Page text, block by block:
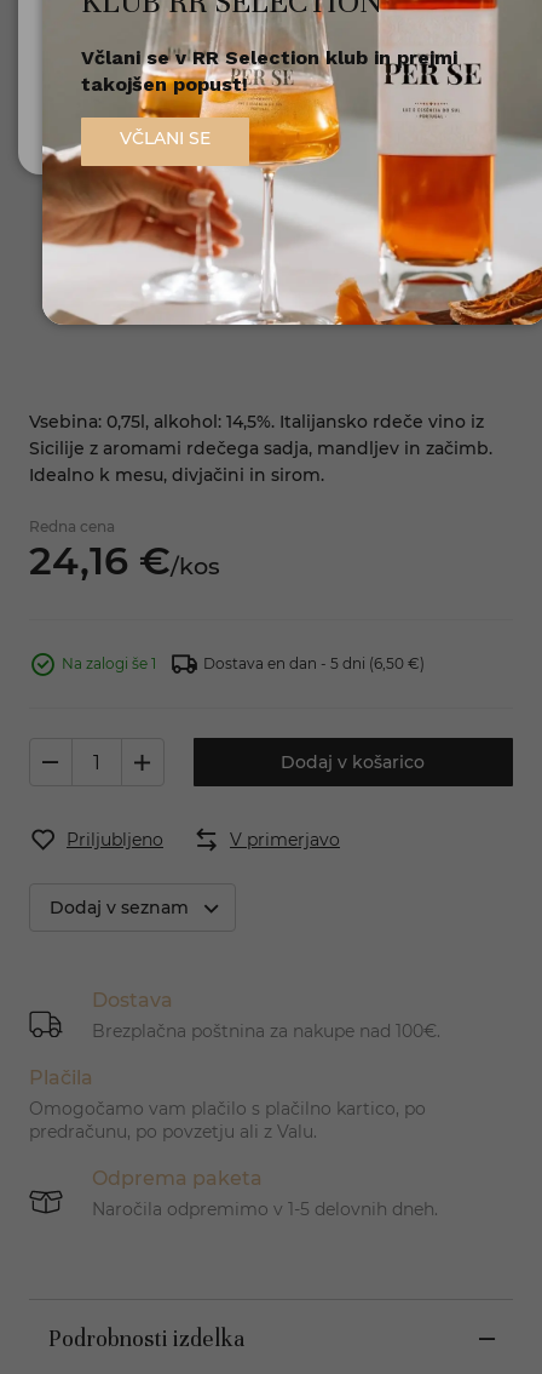
Vsebina: 0,75l, alkohol: 14,5%. Italijansko rdeče vino iz
Sicilije z aromami rdečega sadja, mandljev in začimb.
Idealno k mesu, divjačini in sirom.
Redna cena
24,16 €/kos
Na zalogi še 1 Dostava en dan - 5 dni (6,50 €)
Dodaj v košarico
Priljubljeno V primerjavo
Dodaj v seznam
Dostava
Brezplačna poštnina za nakupe nad 100€.
Plačila
Omogočamo vam plačilo s plačilno kartico, po
predračunu, po povzetju ali z Valu.
Odprema paketa
Naročila odpremimo v 1-5 delovnih dneh.
Podrobnosti izdelka
Nisem polnoleten
Sem polnoleten (18+)
Včlani se v RR Selection klub in prejmi
takojšen popust!
VČLANI SE